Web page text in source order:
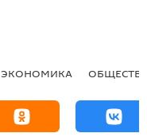
ЭКОНОМИКА